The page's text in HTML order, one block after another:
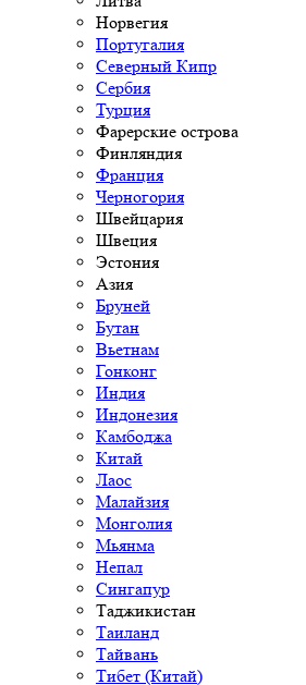
Норвегия
Португалия
Северный Кипр
Сербия
Турция
Фарерские острова
Финляндия
Франция
Черногория
Швейцария
Швеция
Эстония
Азия
Бруней
Бутан
Вьетнам
Гонконг
Индия
Индонезия
Камбоджа
Китай
Лаос
Малайзия
Монголия
Мьянма
Непал
Сингапур
Таджикистан
Таиланд
Тайвань
Тибет (Китай)